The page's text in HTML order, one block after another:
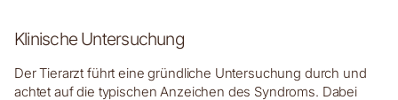
Klinische Untersuchung
Der Tierarzt führt eine gründliche Untersuchung durch und
achtet auf die typischen Anzeichen des Syndroms. Dabei